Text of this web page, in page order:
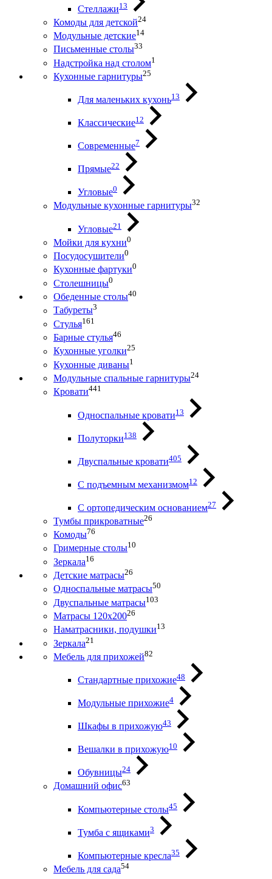
Стеллажи13
Комоды для детской24
Модульные детские14
Письменные столы33
Надстройка над столом1
Кухонные гарнитуры25
Для маленьких кухонь13
Классические12
Современные7
Прямые22
Угловые0
Модульные кухонные гарнитуры32
Угловые21
Мойки для кухни0
Посудосушители0
Кухонные фартуки0
Столешницы0
Обеденные столы40
Табуреты3
Стулья161
Барные стулья46
Кухонные уголки25
Кухонные диваны1
Модульные спальные гарнитуры24
Кровати441
Односпальные кровати13
Полуторки138
Двуспальные кровати405
С подъемным механизмом12
С ортопедическим основанием27
Тумбы прикроватные26
Комоды76
Гримерные столы10
Зеркала16
Детские матрасы26
Односпальные матрасы50
Двуспальные матрасы103
Матрасы 120х20026
Наматрасники, подушки13
Зеркала21
Мебель для прихожей82
Стандартные прихожие48
Модульные прихожие4
Шкафы в прихожую43
Вешалки в прихожую10
Обувницы24
Домашний офис63
Компьютерные столы45
Тумба с ящиками3
Компьютерные кресла35
Мебель для сада54